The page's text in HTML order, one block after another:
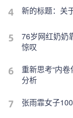
新的标题：关
76岁网红奶奶
惊叹
重新思考“内
分析
张雨霏女子